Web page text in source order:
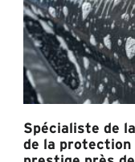
Spécialiste de
de la protection